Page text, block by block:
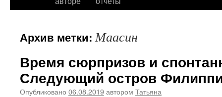
Архив метки:Маасин
Время сюрпризов и
Следующий остров
Опубликовано 06.08.2019автором Татьяна